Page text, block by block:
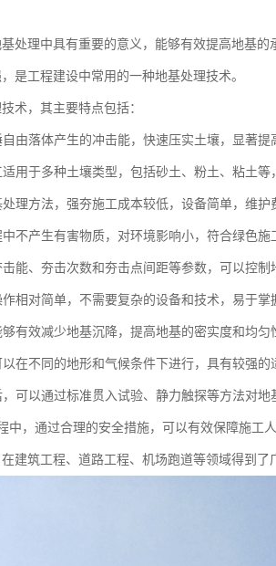
处理中具有重要的意义，能够有效提高地基
是工程建设中常用的一种地基处理技术。
术，其主要特点包括：
由落体产生的冲击能，快速压实土壤，显著提
用于多种土壤类型，包括砂土、粉土、粘土等
理方法，强夯施工成本较低，设备简单，维护
不产生有害物质，对环境影响小，符合绿色施
能、夯击次数和夯击点间距等参数，可以控制
相对简单，不需要复杂的设备和技术，易于掌
有效减少地基沉降，提高地基的密实度和均匀
在不同的地形和气候条件下进行，具有较强的
可以通过标准贯入试验、静力触探等方法对地
中，通过合理的安全措施，可以有效保障施工
建筑工程、道路工程、机场跑道等领域得到了